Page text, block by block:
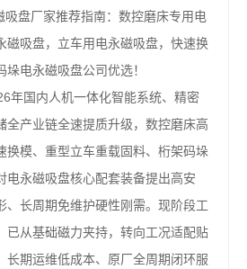
盘厂家推荐指南：数控磨床专用电
磁吸盘，立车用电永磁吸盘，快速换
电永磁吸盘公司优选！
国内人机一体化智能系统、精密
全产业链全速提质升级，数控磨床高
换模、重型立车重载固料、桁架码垛
电永磁吸盘核心配套装备提出高安
、长周期免维护硬性刚需。现阶段工
已从基础磁力夹持，转向工况适配贴
长期运维低成本、原厂全周期闭环服